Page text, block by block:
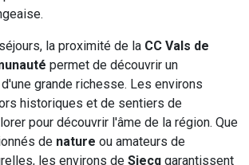
la proximité de la CC Vals de
permet de découvrir un
d'une grande richesse. Les environs
historiques et de sentiers de
pour découvrir l'âme de la région. Que
de nature ou amateurs de
les environs de Siecq garantissent